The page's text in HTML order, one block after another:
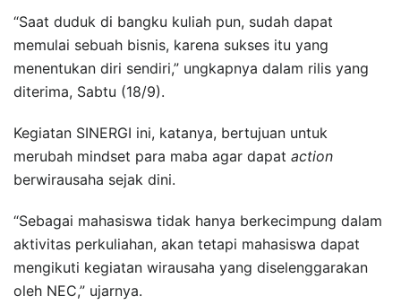
“Saat duduk di bangku kuliah pun, sudah dapat
memulai sebuah bisnis, karena sukses itu yang
menentukan diri sendiri,” ungkapnya dalam rilis yang
diterima, Sabtu (18/9).
Kegiatan SINERGI ini, katanya, bertujuan untuk
merubah mindset para maba agar dapat action
berwirausaha sejak dini.
“Sebagai mahasiswa tidak hanya berkecimpung dalam
aktivitas perkuliahan, akan tetapi mahasiswa dapat
mengikuti kegiatan wirausaha yang diselenggarakan
oleh NEC,” ujarnya.